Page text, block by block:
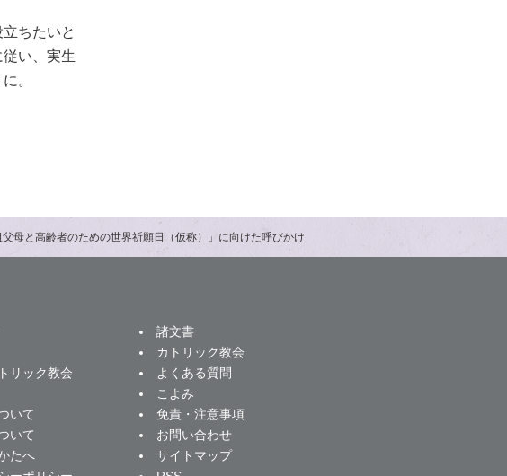
ちたいと
い、実生
。
母と高齢者のための世界祈願日（仮称）」に向けた呼びかけ
諸文書
カトリック教会
リック教会
よくある質問
こよみ
いて
免責・注意事項
いて
お問い合わせ
たへ
サイトマップ